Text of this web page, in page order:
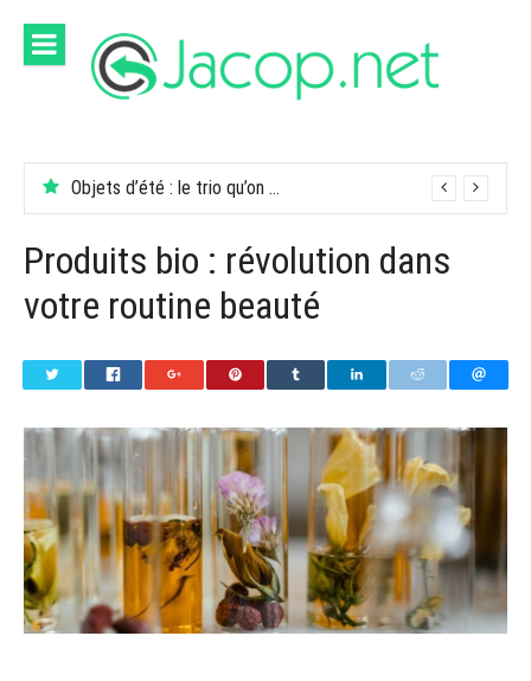
contenu
Objets d’été : le trio qu’on garde dans son sac
Produits bio : révolution dans
votre routine beauté